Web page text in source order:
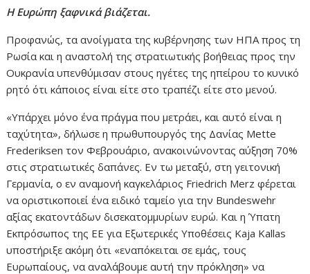
Η Ευρώπη ξαφνικά βιάζεται.
Προφανώς, τα ανοίγματα της κυβέρνησης των ΗΠΑ προς τη
Ρωσία και η αναστολή της στρατιωτικής βοήθειας προς την
Ουκρανία υπενθύμισαν στους ηγέτες της ηπείρου το κυνικό
ρητό ότι κάποιος είναι είτε στο τραπέζι είτε στο μενού.
«Υπάρχει μόνο ένα πράγμα που μετράει, και αυτό είναι η
ταχύτητα», δήλωσε η πρωθυπουργός της Δανίας Mette
Frederiksen τον Φεβρουάριο, ανακοινώνοντας αύξηση 70%
στις στρατιωτικές δαπάνες. Εν τω μεταξύ, στη γειτονική
Γερμανία, ο εν αναμονή καγκελάριος Friedrich Merz φέρεται
να οριστικοποιεί ένα ειδικό ταμείο για την Bundeswehr
αξίας εκατοντάδων δισεκατομμυρίων ευρώ. Και η Ύπατη
Εκπρόσωπος της ΕΕ για Εξωτερικές Υποθέσεις Kaja Kallas
υποστήριξε ακόμη ότι «εναπόκειται σε εμάς, τους
Ευρωπαίους, να αναλάβουμε αυτή την πρόκληση» να